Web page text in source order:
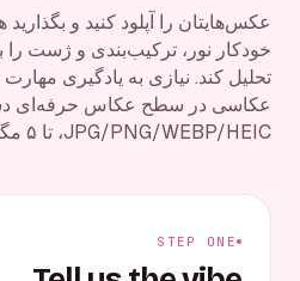
عکس‌هایتان را آپلود کنید و
خودکار نور، ترکیب‌بندی و ژست را
تحلیل کند. نیازی به یادگیری
عکاسی در سطح عکاس حرفه‌ای دست
JPG/PNG/WEBP/HEIC، تا ۵ مگابایت در هر تصویر.
STEP ONE